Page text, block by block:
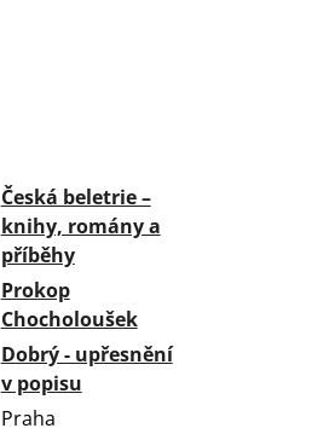
Česká beletrie –
knihy, romány a
příběhy
Prokop
Chocholoušek
Dobrý - upřesnění
v popisu
Praha